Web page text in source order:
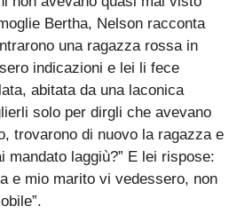
Bertha, Nelson racconta
una ragazza rossa in
indicazioni e lei li fece
abitata da una laconica
solo per dirgli che avevano
trovarono di nuovo la ragazza e
mandato laggiù?” E lei rispose:
e mio marito vi vedessero, non